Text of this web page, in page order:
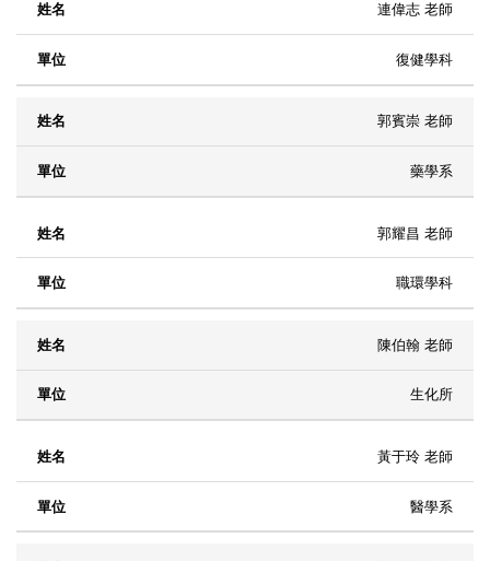
連偉志 老師
復健學科
郭賓崇 老師
藥學系
郭耀昌 老師
職環學科
陳伯翰 老師
生化所
黃于玲 老師
醫學系